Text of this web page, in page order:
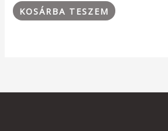
KOSÁRBA TESZEM